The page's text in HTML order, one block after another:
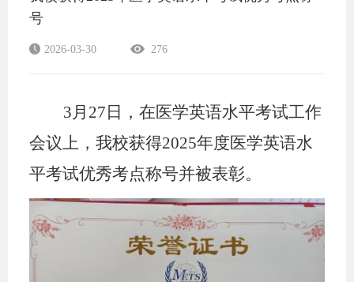
号
2026-03-30 276
3月27日，在医学英语水平考试工作
会议上，我校获得2025年度医学英语水
平考试优秀考点称号并被表彰。